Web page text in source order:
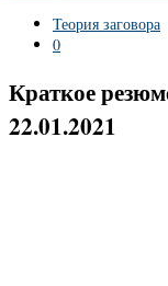
Теория заговора
0
Краткое
22.01.2021